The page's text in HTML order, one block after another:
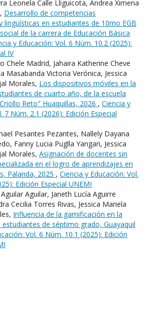
Leonela Calle Lliguicota, Andrea Ximena
Desarrollo de competencias
lingüísticas en estudiantes de 10mo EGB
de la carrera de Educación Básica
y Educación: Vol. 6 Núm. 10.2 (2025):
IV
Chele Madrid, Jahaira Katherine Cheve
Masabanda Victoria Verónica, Jessica
Morales, Los dispositivos móviles en la
de cuarto año, de la escuela
Reto" Huaquillas, 2026 , Ciencia y
7 Núm. 2.1 (2026): Edición Especial
Pesantes Pezantes, Nallely Dayana
Fanny Lucia Puglla Yangari, Jessica
Morales, Asignación de docentes sin
en el logro de aprendizajes en
Palanda, 2025 , Ciencia y Educación: Vol.
Edición Especial UNEMI
Aguilar, Janeth Lucía Aguirre
Cecilia Torres Rivas, Jessica Mariela
Influencia de la gamificación en la
de séptimo grado, Guayaquil
Vol. 6 Núm. 10.1 (2025): Edición